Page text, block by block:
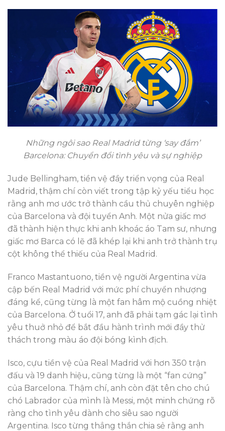
Những ngôi sao Real Madrid từng ‘say đắm’
Barcelona: Chuyển đổi tình yêu và sự nghiệp
Jude Bellingham, tiền vệ đầy triển vọng của Real
Madrid, thậm chí còn viết trong tập kỷ yếu tiểu học
rằng anh mơ ước trở thành cầu thủ chuyên nghiệp
của Barcelona và đội tuyển Anh. Một nửa giấc mơ
đã thành hiện thực khi anh khoác áo Tam sư, nhưng
giấc mơ Barca có lẽ đã khép lại khi anh trở thành trụ
cột không thể thiếu của Real Madrid.
Franco Mastantuono, tiền vệ người Argentina vừa
cập bến Real Madrid với mức phí chuyển nhượng
đáng kể, cũng từng là một fan hâm mộ cuồng nhiệt
của Barcelona. Ở tuổi 17, anh đã phải tạm gác lại tình
yêu thuở nhỏ để bắt đầu hành trình mới đầy thử
thách trong màu áo đội bóng kình địch.
Isco, cựu tiền vệ của Real Madrid với hơn 350 trận
đấu và 19 danh hiệu, cũng từng là một “fan cứng”
của Barcelona. Thậm chí, anh còn đặt tên cho chú
chó Labrador của mình là Messi, một minh chứng rõ
ràng cho tình yêu dành cho siêu sao người
Argentina. Isco từng thẳng thắn chia sẻ rằng anh